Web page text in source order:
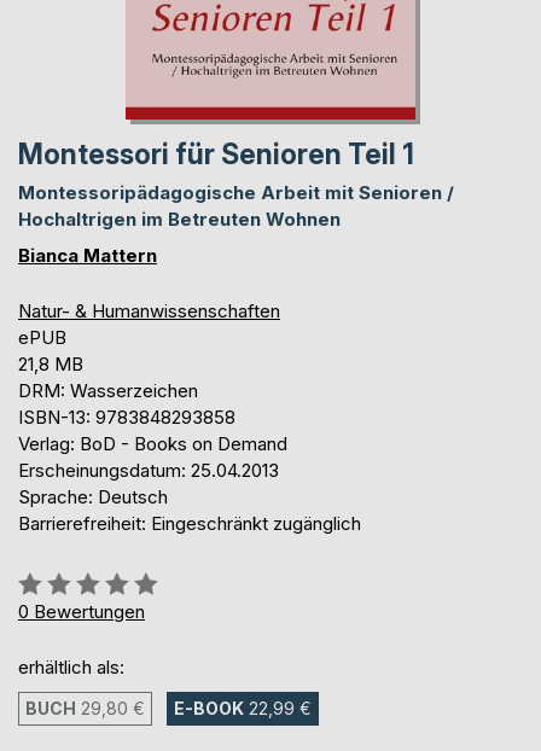
Montessori für Senioren Teil 1
Montessoripädagogische Arbeit mit Senioren /
Hochaltrigen im Betreuten Wohnen
Bianca Mattern
Natur- & Humanwissenschaften
ePUB
21,8 MB
DRM: Wasserzeichen
ISBN-13: 9783848293858
Verlag: BoD - Books on Demand
Erscheinungsdatum: 25.04.2013
Sprache: Deutsch
Barrierefreiheit: Eingeschränkt zugänglich
Bewertung::
0%
0 Bewertungen
erhältlich als:
BUCH 29,80 € E-BOOK 22,99 €